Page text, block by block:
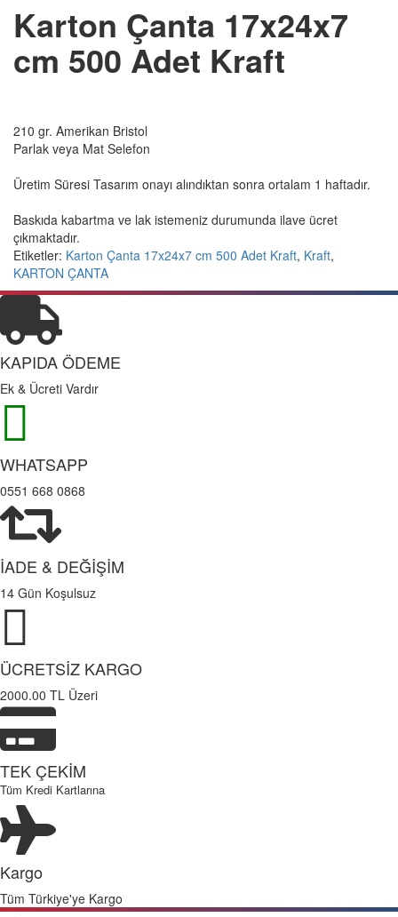
Karton Çanta 17x24x7
cm 500 Adet Kraft
210 gr. Amerikan Bristol
Parlak veya Mat Selefon
Üretim Süresi Tasarım onayı alındıktan sonra ortalam 1 haftadır.
Baskıda kabartma ve lak istemeniz durumunda ilave ücret
çıkmaktadır.
Etiketler: Karton Çanta 17x24x7 cm 500 Adet Kraft, Kraft,
KARTON ÇANTA
KAPIDA ÖDEME
Ek & Ücreti Vardır
WHATSAPP
0551 668 0868
İADE & DEĞİŞİM
14 Gün Koşulsuz
ÜCRETSİZ KARGO
2000.00 TL Üzeri
TEK ÇEKİM
Tüm Kredi Kartlarına
Kargo
Tüm Türkiye'ye Kargo